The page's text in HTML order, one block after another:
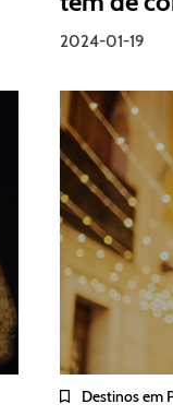
2024-01-19
Destinos em